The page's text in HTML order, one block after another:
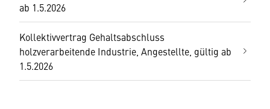
ab 1.5.2026
Kollektivvertrag Gehaltsabschluss
holzverarbeitende Industrie, Angestellte, gültig ab
1.5.2026